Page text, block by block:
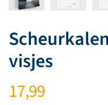
visjes
17,99